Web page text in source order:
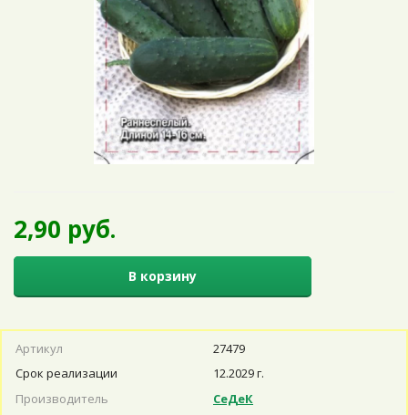
2,90 руб.
В корзину
Артикул
27479
Срок реализации
12.2029 г.
Производитель
СеДеК